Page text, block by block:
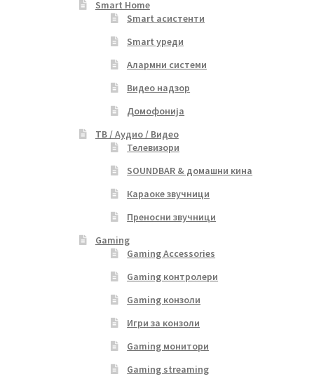
Smart Home
Smart асистенти
Smart уреди
Алармни системи
Видео надзор
Домофонија
ТВ / Аудио / Видео
Телевизори
SOUNDBAR & домашни кина
Караоке звучници
Преносни звучници
Gaming
Gaming Accessories
Gaming контролери
Gaming конзоли
Игри за конзоли
Gaming монитори
Gaming streaming